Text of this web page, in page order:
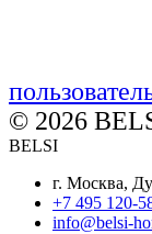
© 2026
BELSI
г. Москва,
+7 495 120-
info@belsi-